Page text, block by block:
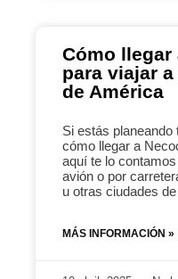
Cómo llegar
para viajar
de América
Si estás
cómo llegar a
aquí te lo
avión o por
u otras ciudades
MÁS INFORMACIÓN »